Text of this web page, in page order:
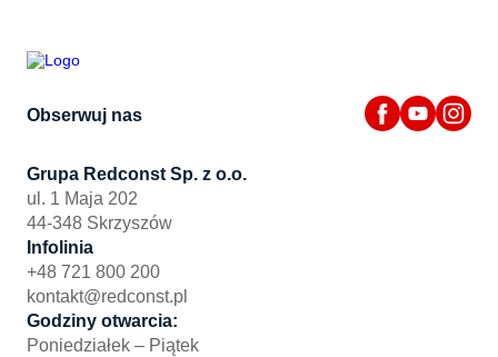
Obserwuj nas
Grupa Redconst Sp. z o.o.
ul. 1 Maja 202
44-348 Skrzyszów
Infolinia
+48 721 800 200
kontakt@redconst.pl
Godziny otwarcia:
Poniedziałek – Piątek